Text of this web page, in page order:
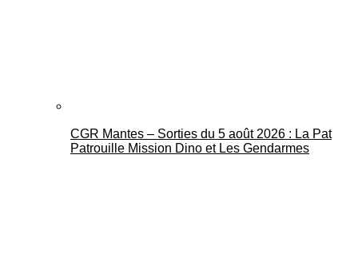
CGR Mantes – Sorties du 5 août 2026 : La Pat
Patrouille Mission Dino et Les Gendarmes